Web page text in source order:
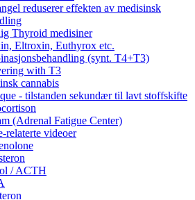
reduserer effekten av medisinsk
Thyroid medisiner
Eltroxin, Euthyrox etc.
(synt. T4+T3)
with T3
cannabis
- tilstanden sekundær til lavt stoffskifte
(Adrenal Fatigue Center)
relaterte videoer
/ ACTH